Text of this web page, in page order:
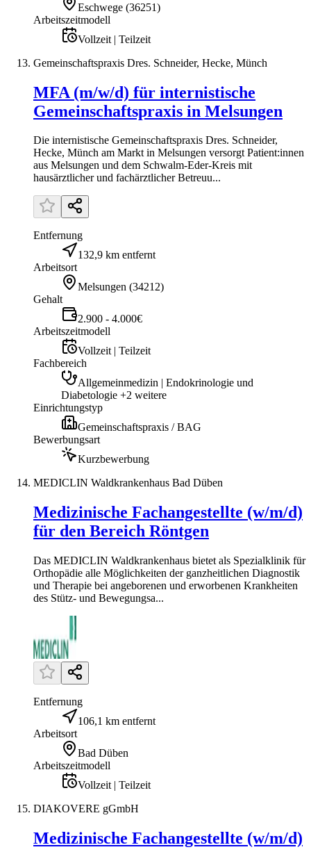
Eschwege (36251)
Arbeitszeitmodell
Vollzeit | Teilzeit
Gemeinschaftspraxis Dres. Schneider, Hecke, Münch
MFA (m/w/d) für internistische
Gemeinschaftspraxis in Melsungen
Die internistische Gemeinschaftspraxis Dres. Schneider,
Hecke, Münch am Markt in Melsungen versorgt Patient:innen
aus Melsungen und dem Schwalm-Eder-Kreis mit
hausärztlicher und fachärztlicher Betreuu...
Entfernung
132,9 km entfernt
Arbeitsort
Melsungen (34212)
Gehalt
2.900 - 4.000€
Arbeitszeitmodell
Vollzeit | Teilzeit
Fachbereich
Allgemeinmedizin | Endokrinologie und
Diabetologie +2 weitere
Einrichtungstyp
Gemeinschaftspraxis / BAG
Bewerbungsart
Kurzbewerbung
MEDICLIN Waldkrankenhaus Bad Düben
Medizinische Fachangestellte (w/m/d)
für den Bereich Röntgen
Das MEDICLIN Waldkrankenhaus bietet als Spezialklinik für
Orthopädie alle Möglichkeiten der ganzheitlichen Diagnostik
und Therapie bei angeborenen und erworbenen Krankheiten
des Stütz- und Bewegungsa...
Entfernung
106,1 km entfernt
Arbeitsort
Bad Düben
Arbeitszeitmodell
Vollzeit | Teilzeit
DIAKOVERE gGmbH
Medizinische Fachangestellte (w/m/d)